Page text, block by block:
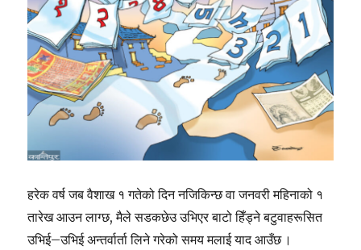
हरेक वर्ष जब वैशाख १ गतेको दिन नजिकिन्छ वा जनवरी महिनाको १
तारेख आउन लाग्छ, मैले सडकछेउ उभिएर बाटो हिँड्ने बटुवाहरूसित
उभिई–उभिई अन्तर्वार्ता लिने गरेको समय मलाई याद आउँछ ।